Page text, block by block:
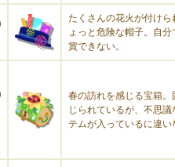
たくさんの花火が付けら
ょっと危険な帽子。自分
賞できない。
春の訪れを感じる宝箱。
じられているが、不思議
テムが入っているに違い